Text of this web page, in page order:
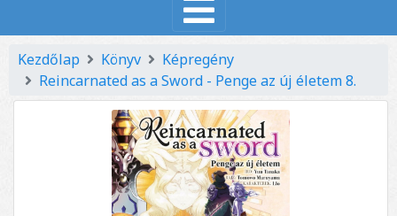
Kezdőlap Könyv
Képregény
Reincarnated as a Sword - Penge az új életem 8.